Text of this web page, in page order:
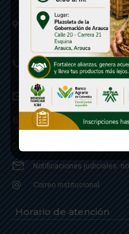
Calle 20 - Carrera 21
Código postal 810001
Linea de Servicio a la
Linea Anticorrupción:
correspondencia:
Enlaces
Notificaciones judiciales:
Correo Institucional
Horario de atención